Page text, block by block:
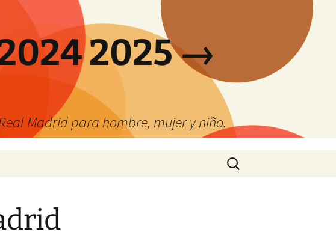
2025 →
Madrid para hombre, mujer y niño.
Buscar: